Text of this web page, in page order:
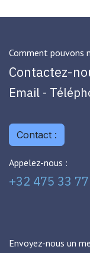
Comment pouvons
Contactez-
Email -
Contact :
Appelez-nous :
+32 475 33
Envoyez-nous un